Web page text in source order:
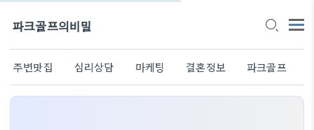
파크골프의비밀
주변맛집 심리상담 마케팅 결혼정보 파크골프